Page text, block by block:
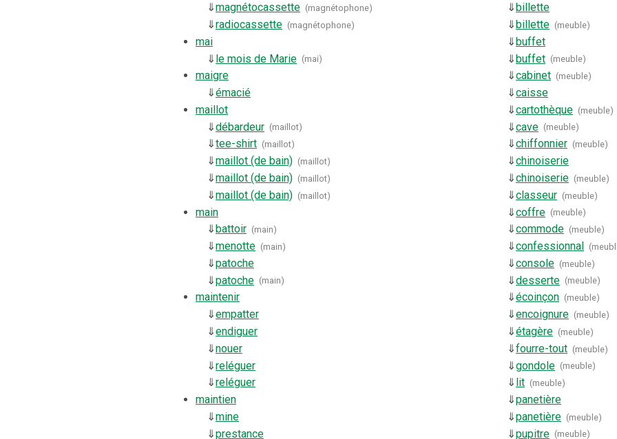
⇓magnétocassette (magnétophone)
⇓radiocassette (magnétophone)
mai
⇓ le mois de Marie (mai)
maigre
⇓émacié
maillot
⇓débardeur (maillot)
⇓tee-shirt (maillot)
⇓maillot (de bain) (maillot)
⇓maillot (de bain) (maillot)
⇓maillot (de bain) (maillot)
main
⇓ battoir (main)
⇓menotte (main)
⇓patoche
⇓patoche (main)
maintenir
⇓empatter
⇓endiguer
⇓nouer
⇓reléguer
⇓reléguer
maintien
⇓mine
⇓prestance
⇓ billette
⇓billette (meuble)
⇓buffet
⇓buffet (meuble)
⇓cabinet (meuble)
⇓caisse
⇓cartothèque (meuble)
⇓cave (meuble)
⇓chiffonnier (meuble)
⇓chinoiserie
⇓chinoiserie (meuble)
⇓classeur (meuble)
⇓coffre (meuble)
⇓commode (meuble)
⇓confessionnal (
⇓console (meuble)
⇓desserte (meuble)
⇓écoinçon (meuble)
⇓encoignure (meuble)
⇓étagère (meuble)
⇓fourre-tout (meuble)
⇓gondole (meuble)
⇓ lit (meuble)
⇓panetière
⇓panetière (meuble)
⇓pupitre (meuble)